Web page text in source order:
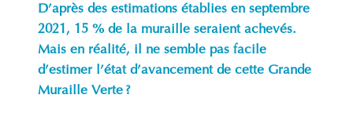
D’après des estimations établies en septembre
2021, 15 % de la muraille seraient achevés.
Mais en réalité, il ne semble pas facile
d’estimer l’état d’avancement de cette Grande
Muraille Verte ?